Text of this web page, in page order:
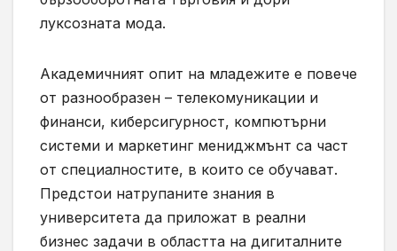
луксозната мода.
Академичният опит на младежите е повече
от разнообразен – телекомуникации и
финанси, киберсигурност, компютърни
системи и маркетинг мениджмънт са част
от специалностите, в които се обучават.
Предстои натрупаните знания в
университета да приложат в реални
бизнес задачи в областта на дигиталните